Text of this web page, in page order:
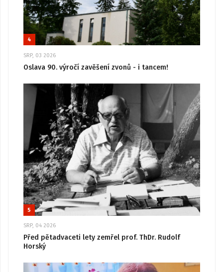
4
SRP, 03 2026
Oslava 90. výročí zavěšení zvonů - i tancem!
5
SRP, 04 2026
Před pětadvaceti lety zemřel prof. ThDr. Rudolf
Horský